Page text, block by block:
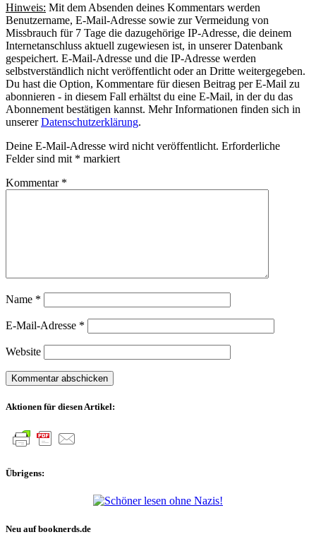
Hinweis: Mit dem Absenden deines Kommentars werden
Benutzername, E-Mail-Adresse sowie zur Vermeidung von
Missbrauch für 7 Tage die dazugehörige IP-Adresse, die deinem
Internetanschluss aktuell zugewiesen ist, in unserer Datenbank
gespeichert. E-Mail-Adresse und die IP-Adresse werden
selbstverständlich nicht veröffentlicht oder an Dritte weitergegeben.
Du hast die Option, Kommentare für diesen Beitrag per E-Mail zu
abonnieren - in diesem Fall erhältst du eine E-Mail, in der du das
Abonnement bestätigen kannst. Mehr Informationen finden sich in
unsererDatenschutzerklärung.
Deine E-Mail-Adresse wird nicht veröffentlicht. Erforderliche
Felder sind mit * markiert
Kommentar *
Name *
E-Mail-Adresse *
Website
Aktionen für diesen Artikel:
Übrigens:
Neu auf booknerds.de